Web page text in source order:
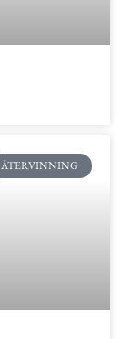
ÅTERVINNING